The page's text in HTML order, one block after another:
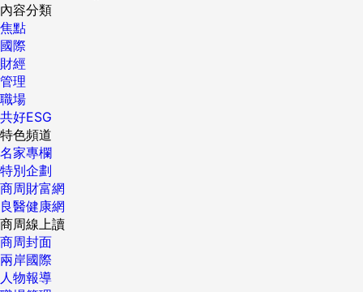
內容分類
焦點
國際
財經
管理
職場
共好ESG
特色頻道
名家專欄
特別企劃
商周財富網
良醫健康網
商周線上讀
商周封面
兩岸國際
人物報導